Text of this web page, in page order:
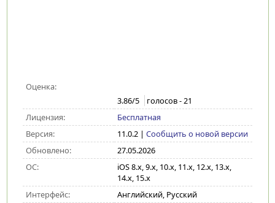
Оценка:
3.86/5 голосов -21
Лицензия:
Бесплатная
Версия:
11.0.2| Сообщить о новой версии
Обновлено:
27.05.2026
ОС:
iOS 8.x, 9.x, 10.x, 11.x, 12.x, 13.x,
14.x, 15.x
Интерфейс:
Английский, Русский